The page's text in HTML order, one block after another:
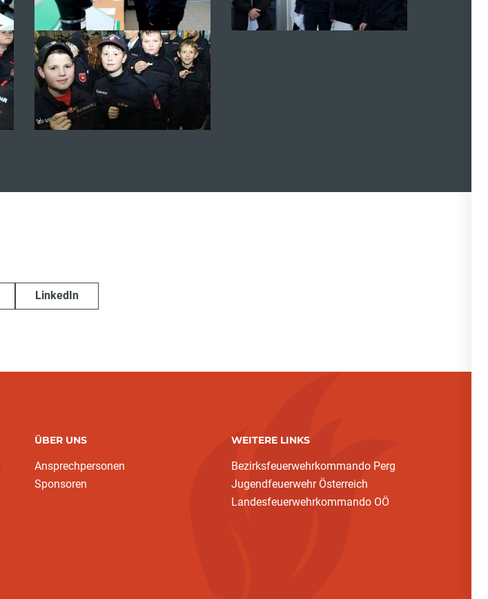
LinkedIn
ÜBER UNS
Ansprechpersonen
Sponsoren
WEITERE LINKS
Bezirksfeuerwehrkommando Perg
Jugendfeuerwehr Österreich
Landesfeuerwehrkommando OÖ